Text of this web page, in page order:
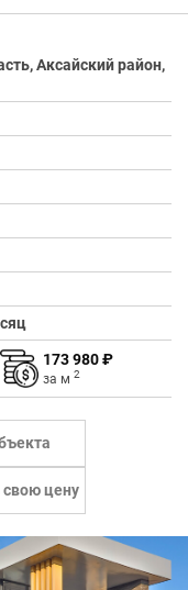
Аксайский район,
173 980 ₽
за м 2
цену